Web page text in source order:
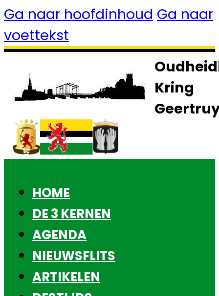
Ga naar hoofdinhoud Ga naar
voettekst
Kring
HOME
DE 3 KERNEN
AGENDA
NIEUWSFLITS
ARTIKELEN